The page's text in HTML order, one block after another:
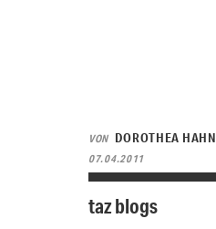
VON DOROTHEA HAHN
07.04.2011
taz blogs